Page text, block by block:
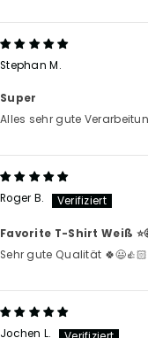
Stephan M.
Super
Alles sehr gute
Roger B.
Favorite T-Shirt Weiß
Sehr gute Qualität
Jochen L.